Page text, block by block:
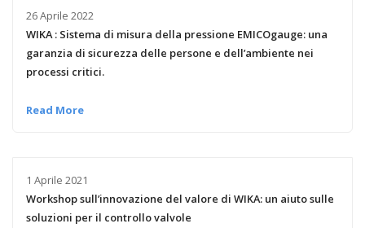
26 Aprile 2022
WIKA : Sistema di misura della pressione EMICOgauge: una
garanzia di sicurezza delle persone e dell’ambiente nei
processi critici.
Read More
1 Aprile 2021
Workshop sull’innovazione del valore di WIKA: un aiuto sulle
soluzioni per il controllo valvole